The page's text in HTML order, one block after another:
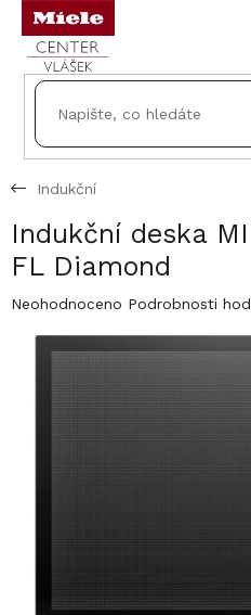
Přejít
obsah
Indukční
Indukční deska
FL Diamond
Průměrné
Neohodnoceno Podrobnosti